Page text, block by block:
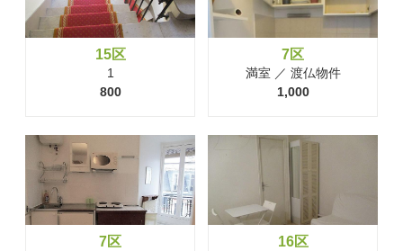
15区
1
800
7区
満室 ／ 渡仏物件
1,000
7区 16区